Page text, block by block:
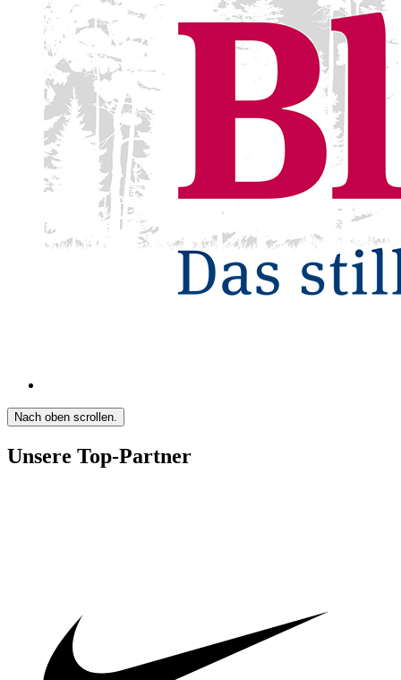
Nach oben scrollen.
Unsere Top-Partner